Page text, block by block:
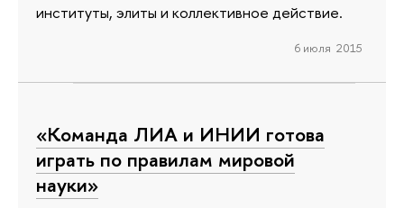
институты, элиты и коллективное действие.
6 июля 2015
«Команда ЛИА и ИНИИ готова
играть по правилам мировой
науки»